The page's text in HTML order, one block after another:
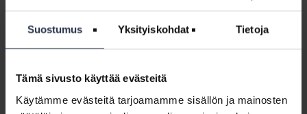
Suostumus Yksityiskohdat Tietoja
Tämä sivusto käyttää evästeitä
Käytämme evästeitä tarjoamamme sisällön ja mainosten
Lakikysymys:
Kuka
kulut,
kylpyhuoneen
Lakikysymys: Kuka korvaa kulut, kun
aiheutti vesivahingon lattiakaivon ollessa
tukossa?
LAKIKYSYMYKSET